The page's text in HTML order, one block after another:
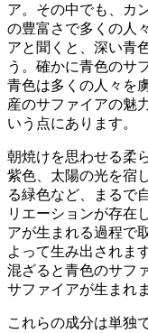
ア。その中でも、カ
の豊富さで多くの人
アと聞くと、深い青
う。 確かに青色のサ
青色は多くの人々を
産のサファイアの魅
いう点にあります。
朝焼けを思わせる柔
紫色、太陽の光を宿
る緑色など、まるで
リエーションが存在
アが生まれる過程で
よって生み出されま
混ざると青色のサフ
サファイアが生まれ
これらの成分は単独